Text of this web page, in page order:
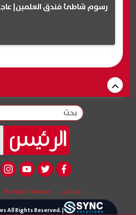
رسوم شاطئ فندق العلمين|
بحث
facebook
twitter
youtube
من نحن سياسة الخصوصية
All Rights Reserved. |